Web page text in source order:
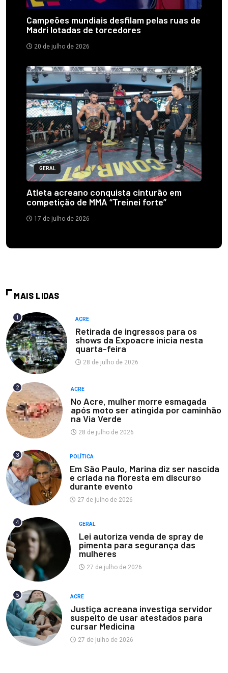
Campeões mundiais desfilam pelas ruas de
Madri lotadas de torcedores
20 de julho de 2026
GERAL
Atleta acreano conquista cinturão em
competição de MMA “Treinei forte”
17 de julho de 2026
MAIS LIDAS
1 ACRE
Retirada de ingressos para os
shows da Expoacre inicia nesta
quarta-feira
28 de julho de 2026
2 ACRE
No Acre, mulher morre esmagada
após moto ser atingida por caminhão
na Via Verde
28 de julho de 2026
3 POLÍTICA
Em São Paulo, Marina diz ser nascida
e criada na floresta em discurso
durante evento
27 de julho de 2026
4 GERAL
Lei autoriza venda de spray de
pimenta para segurança das
mulheres
27 de julho de 2026
5 ACRE
Justiça acreana investiga servidor
suspeito de usar atestados para
cursar Medicina
27 de julho de 2026